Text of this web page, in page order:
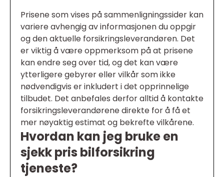
Prisene som vises på sammenligningssider kan
variere avhengig av informasjonen du oppgir
og den aktuelle forsikringsleverandøren. Det
er viktig å være oppmerksom på at prisene
kan endre seg over tid, og det kan være
ytterligere gebyrer eller vilkår som ikke
nødvendigvis er inkludert i det opprinnelige
tilbudet. Det anbefales derfor alltid å kontakte
forsikringsleverandørene direkte for å få et
mer nøyaktig estimat og bekrefte vilkårene.
Hvordan kan jeg bruke en
sjekk pris bilforsikring
tjeneste?